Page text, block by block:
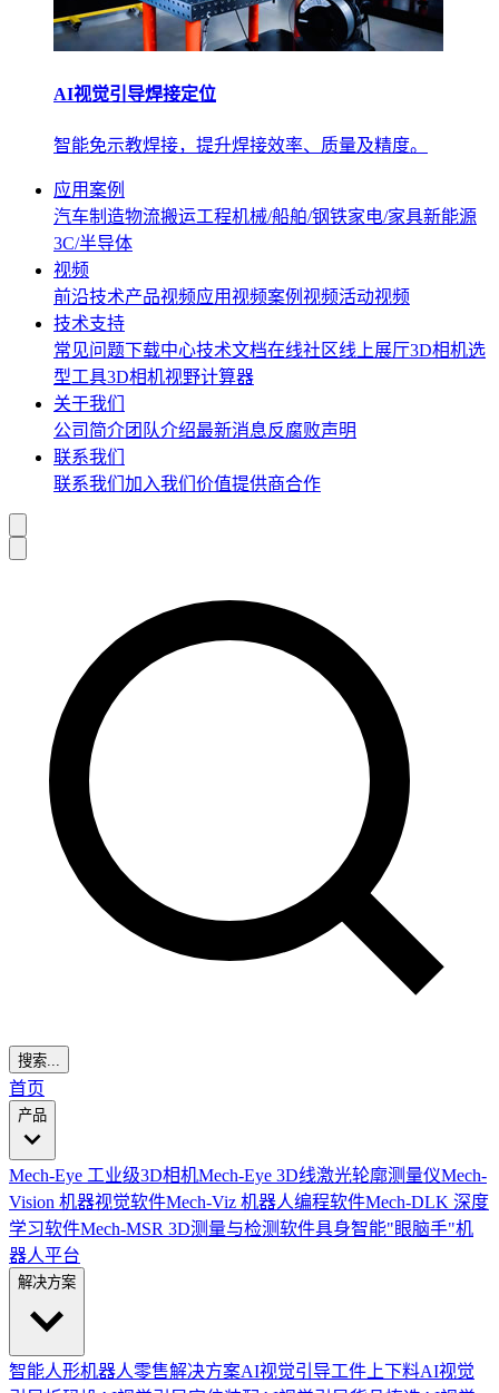
AI视觉引导焊接定位
智能免示教焊接，提升焊接效率、质量及精度。
应用案例
汽车制造物流搬运工程机械/船舶/钢铁家电/家具新能源
3C/半导体
视频
前沿技术产品视频应用视频案例视频活动视频
技术支持
常见问题下载中心技术文档在线社区线上展厅3D相机选
型工具3D相机视野计算器
关于我们
公司简介团队介绍最新消息反腐败声明
联系我们
联系我们 加入我们 价值提供商合作
搜索...
首页
产品
Mech-Eye 工业级3D相机Mech-Eye 3D线激光轮廓测量仪Mech-
Vision 机器视觉软件Mech-Viz 机器人编程软件Mech-DLK 深度
学习软件Mech-MSR 3D测量与检测软件具身智能"眼脑手"机
器人平台
解决方案
智能人形机器人零售解决方案AI视觉引导工件上下料AI视觉